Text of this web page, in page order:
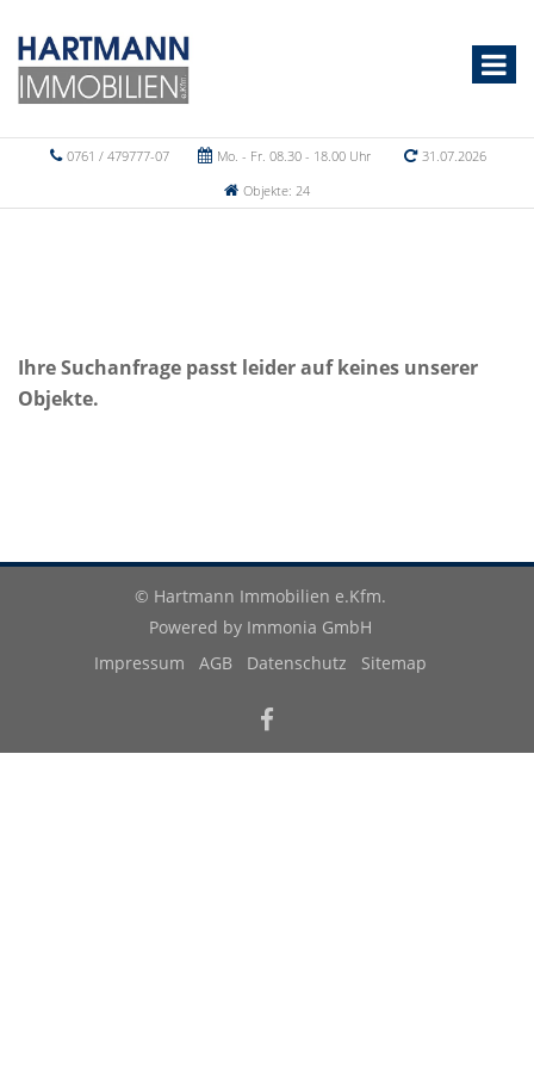
0761 / 479777-07 Mo. - Fr. 08.30 - 18.00 Uhr
31.07.2026
Objekte: 24
Ihre Suchanfrage passt leider auf keines unserer
Objekte.
© Hartmann Immobilien e.Kfm.
Powered by Immonia GmbH
Impressum
AGB Datenschutz Sitemap